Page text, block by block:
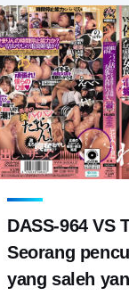
DASS-964 VS
Seorang
yang saleh